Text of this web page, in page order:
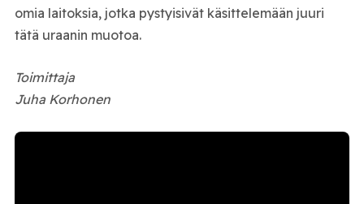
omia laitoksia, jotka pystyisivät käsittelemään juuri
tätä uraanin muotoa.
Toimittaja
Juha Korhonen